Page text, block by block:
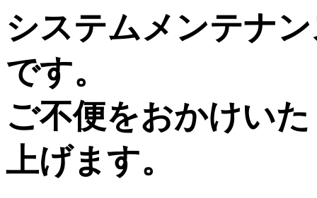
システムメンテナ
です。
ご不便をおかけい
上げます。